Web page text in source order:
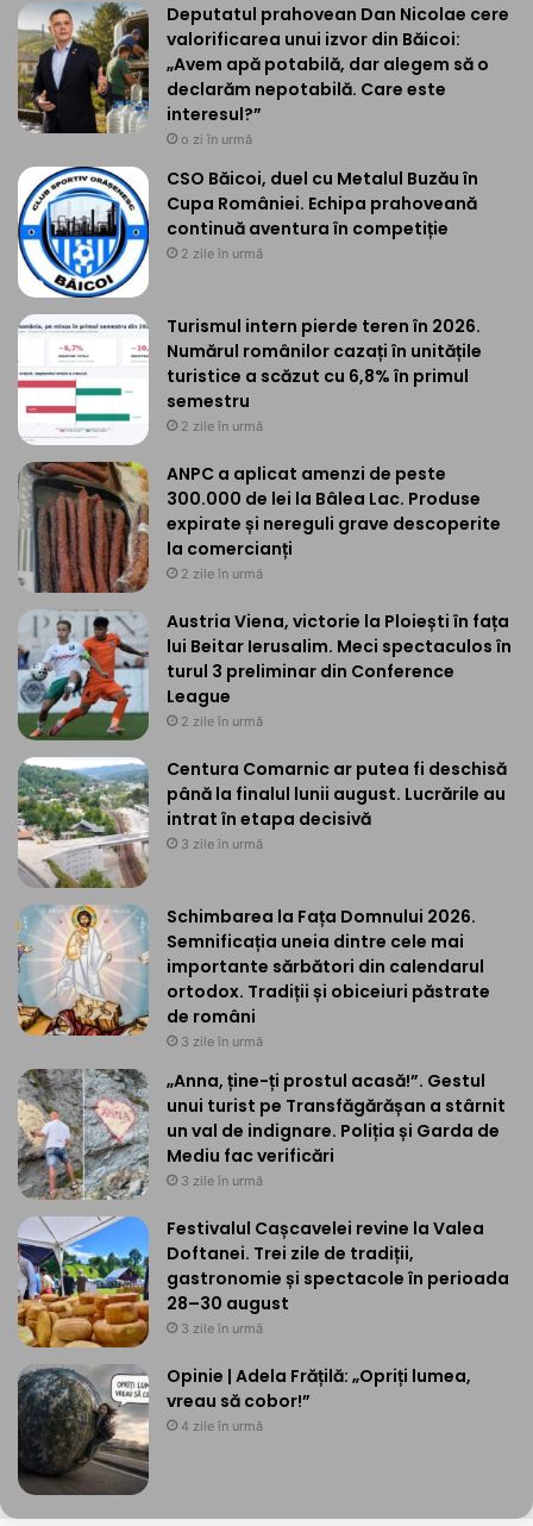
Deputatul prahovean Dan Nicolae cere
valorificarea unui izvor din Băicoi:
„Avem apă potabilă, dar alegem să o
declarăm nepotabilă. Care este
interesul?”
o zi în urmă
CSO Băicoi, duel cu Metalul Buzău în
Cupa României. Echipa prahoveană
continuă aventura în competiție
2 zile în urmă
Turismul intern pierde teren în 2026.
Numărul românilor cazați în unitățile
turistice a scăzut cu 6,8% în primul
semestru
2 zile în urmă
ANPC a aplicat amenzi de peste
300.000 de lei la Bâlea Lac. Produse
expirate și nereguli grave descoperite
la comercianți
2 zile în urmă
Austria Viena, victorie la Ploiești în fața
lui Beitar Ierusalim. Meci spectaculos în
turul 3 preliminar din Conference
League
2 zile în urmă
Centura Comarnic ar putea fi deschisă
până la finalul lunii august. Lucrările au
intrat în etapa decisivă
3 zile în urmă
Schimbarea la Fața Domnului 2026.
Semnificația uneia dintre cele mai
importante sărbători din calendarul
ortodox. Tradiții și obiceiuri păstrate
de români
3 zile în urmă
„Anna, ține-ți prostul acasă!”. Gestul
unui turist pe Transfăgărășan a stârnit
un val de indignare. Poliția și Garda de
Mediu fac verificări
3 zile în urmă
Festivalul Cașcavelei revine la Valea
Doftanei. Trei zile de tradiții,
gastronomie și spectacole în perioada
28–30 august
3 zile în urmă
Opinie | Adela Frățilă: „Opriți lumea,
vreau să cobor!”
4 zile în urmă